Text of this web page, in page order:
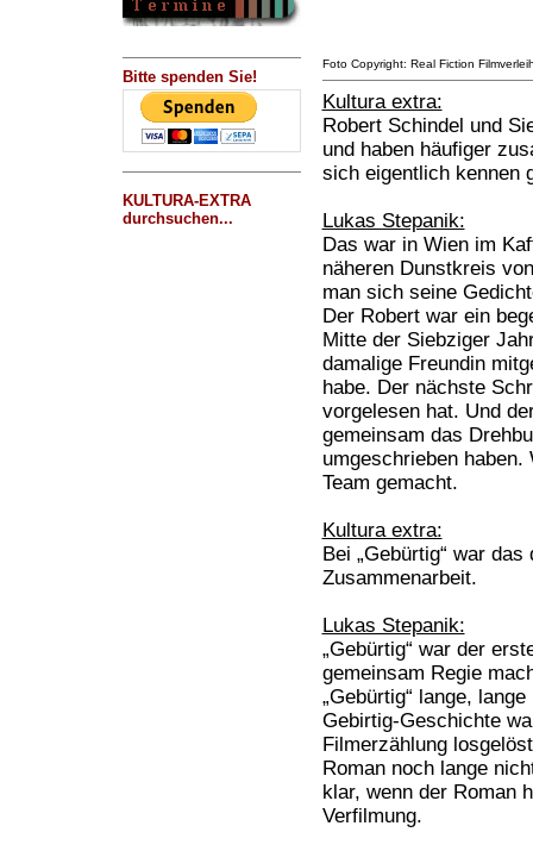
Bitte spenden Sie!
KULTURA-EXTRA
durchsuchen...
Foto Copyright: Real Fiction
Kultura extra:
Robert Schindel und
und haben häufiger
sich eigentlich kennen
Lukas Stepanik:
Das war in Wien im
näheren Dunstkreis
man sich seine
Der Robert war ein
Mitte der Siebziger
damalige Freundin
habe. Der nächste
vorgelesen hat. Und
gemeinsam das
umgeschrieben
Team gemacht.
Kultura extra:
Bei „Gebürtig“ war
Zusammenarbeit.
Lukas Stepanik:
„Gebürtig“ war der
gemeinsam Regie
„Gebürtig“ lange,
Gebirtig-Geschichte
Filmerzählung
Roman noch lange
klar, wenn der Roman
Verfilmung.